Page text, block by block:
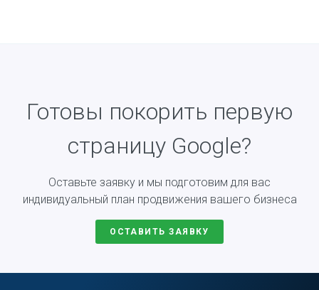
Готовы покорить первую
страницу Google?
Оставьте заявку и мы подготовим для вас
индивидуальный план продвижения вашего бизнеса
ОСТАВИТЬ ЗАЯВКУ